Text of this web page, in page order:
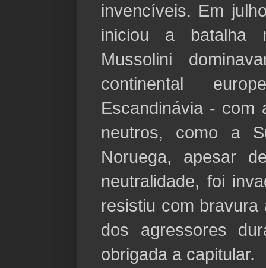
invencíveis. Em
iniciou a batalha
Mussolini
continental
Escandinávia - com
neutros, como a
Noruega, apesar
neutralidade, foi
resistiu com bravura
dos agressores
obrigada a capitular.